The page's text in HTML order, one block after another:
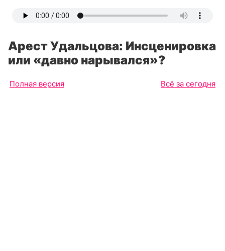
Арест Удальцова: Инсценировка
или «давно нарывался»?
Полная версия Всё за сегодня